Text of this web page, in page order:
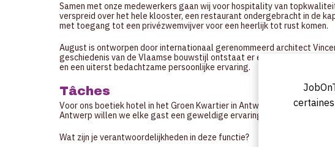
Samen met onze medewerkers gaan wij voor hospitality van
verspreid over het hele klooster, een restaurant ondergebracht in de
met toegang tot een privézwemvijver voor een heerlijk tot rust komen.
August is ontworpen door internationaal gerenommeerd architect
geschiedenis van de Vlaamse bouwstijl ontstaat er een gevoel van het
en een uiterst bedachtzame persoonlijke ervaring.
Tâches
Voor ons boetiek hotel in het Groen Kwartier in Antwerpen, zijn we op
Antwerp willen we elke gast een geweldige ervaring bieden en daar
Wat zijn je verantwoordelijkheden in deze functie?